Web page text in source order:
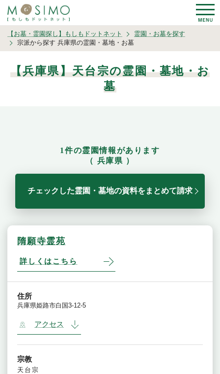
【お墓・霊園探し】もしもドットネット
霊園・お墓を探す
宗派から探す 兵庫県の霊園・墓地・お墓
【兵庫県】天台宗の霊園・墓地・お
墓
1件の霊園情報があります
（ 兵庫県 ）
チェックした霊園・墓地の資料をまとめて請求
隋願寺霊苑
詳しくはこちら
住所
兵庫県姫路市白国3-12-5
アクセス
宗教
天台宗